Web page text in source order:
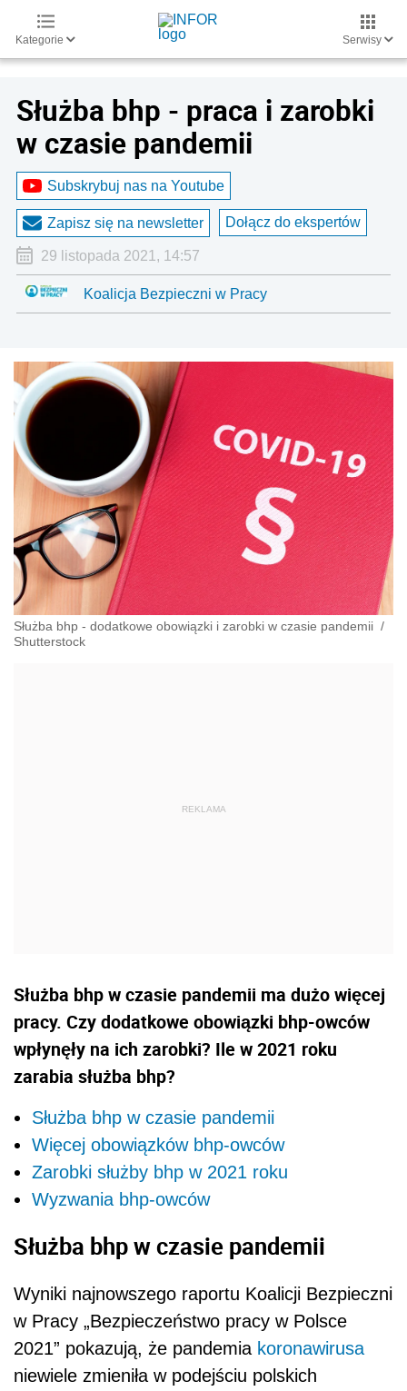
Kategorie Serwisy
Służba bhp - praca i zarobki
w czasie pandemii
Subskrybuj nas na Youtube
Zapisz się na newsletter Dołącz do ekspertów
29 listopada 2021, 14:57
Koalicja Bezpieczni w Pracy
Służba bhp - dodatkowe obowiązki i zarobki w czasie pandemii /
Shutterstock
Służba bhp w czasie pandemii ma dużo więcej
pracy. Czy dodatkowe obowiązki bhp-owców
wpłynęły na ich zarobki? Ile w 2021 roku
zarabia służba bhp?
Służba bhp w czasie pandemii
Więcej obowiązków bhp-owców
Zarobki służby bhp w 2021 roku
Wyzwania bhp-owców
Służba bhp w czasie pandemii
Wyniki najnowszego raportu Koalicji Bezpieczni
w Pracy „Bezpieczeństwo pracy w Polsce
2021” pokazują, że pandemia koronawirusa
niewiele zmieniła w podejściu polskich